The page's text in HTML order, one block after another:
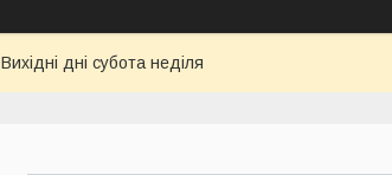
Вихідні дні субота неділя